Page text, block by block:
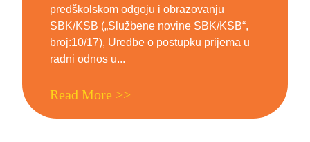
predškolskom odgoju i obrazovanju
SBK/KSB („Službene novine SBK/KSB“,
broj:10/17), Uredbe o postupku prijema u
radni odnos u...
Read More >>